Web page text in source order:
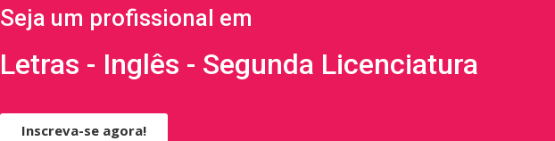
Seja um profissional em
Letras - Inglês - Segunda Licenciatura
Inscreva-se agora!